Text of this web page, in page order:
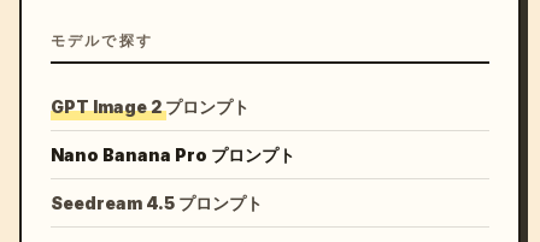
モデルで探す
GPT Image 2 プロンプト
Nano Banana Pro プロンプト
Seedream 4.5 プロンプト